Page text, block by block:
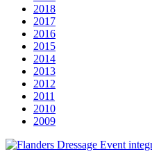
2018
2017
2016
2015
2014
2013
2012
2011
2010
2009